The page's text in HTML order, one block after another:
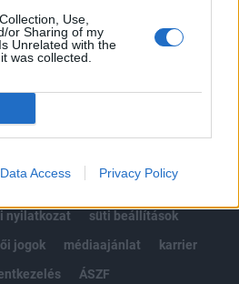
Use,
or Sharing of my
Unrelated with the
was collected.
Data Access Privacy Policy
BEJELENTKEZÉS
nyilatkozat
süti beállítások
jogok médiaajánlat
karrier
ÁSZF